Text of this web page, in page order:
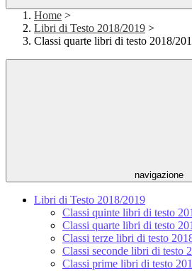
Home >
Libri di Testo 2018/2019 >
Classi quarte libri di testo 2018/
navigazione
Libri di Testo 2018/2019
Classi quinte libri di testo
Classi quarte libri di testo
Classi terze libri di testo
Classi seconde libri di testo
Classi prime libri di testo